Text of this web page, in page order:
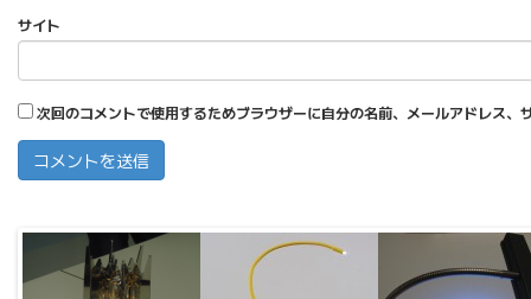
サイト
次回のコメントで使用するためブラウザーに自分の名前、メールアドレス、